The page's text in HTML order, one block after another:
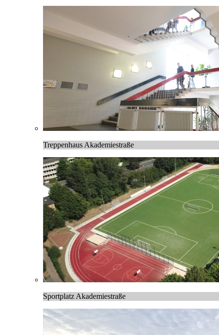
Treppenhaus Akademiestraße
Sportplatz Akademiestraße